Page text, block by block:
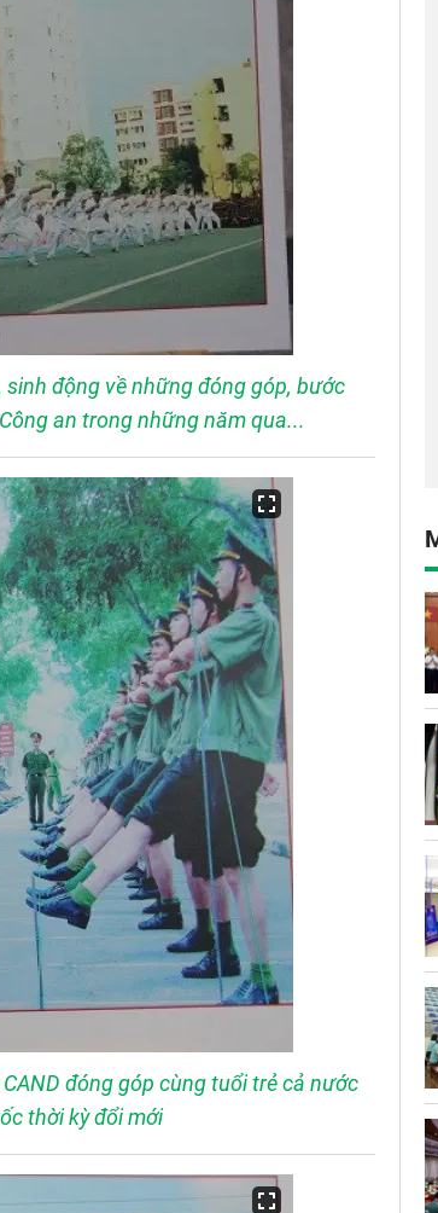
động về những đóng góp, bước
an trong những năm qua...
đóng góp cùng tuổi trẻ cả nước
thời kỳ đổi mới